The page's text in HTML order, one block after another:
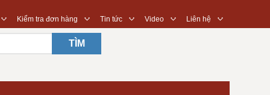
◇ ◇
Kiểm tra đơn hàng ◇
Tin tức ◇
Video ◇
Liên hệ
TÌM